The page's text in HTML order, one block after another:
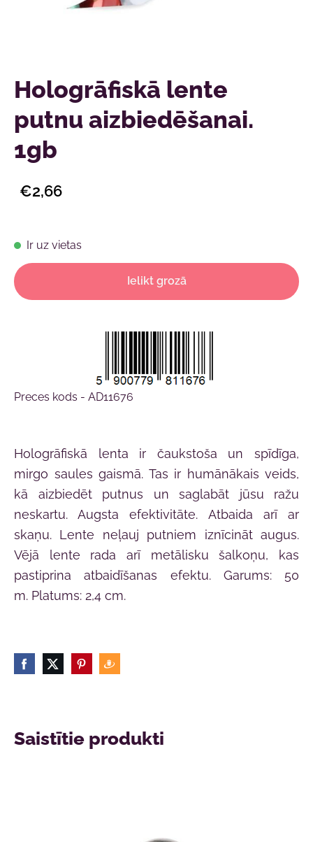
Hologrāfiskā lente
putnu aizbiedēšanai.
1gb
€2,66
Ir uz vietas
Ielikt grozā
Preces kods - AD11676
Hologrāfiskā lenta ir čaukstoša un spīdīga,
mirgo saules gaismā. Tas ir humānākais veids,
kā aizbiedēt putnus un saglabāt jūsu ražu
neskartu. Augsta efektivitāte. Atbaida arī ar
skaņu. Lente neļauj putniem iznīcināt augus.
Vējā lente rada arī metālisku šalkoņu, kas
pastiprina atbaidīšanas efektu. Garums: 50
m. Platums: 2,4 cm.
Saistītie produkti